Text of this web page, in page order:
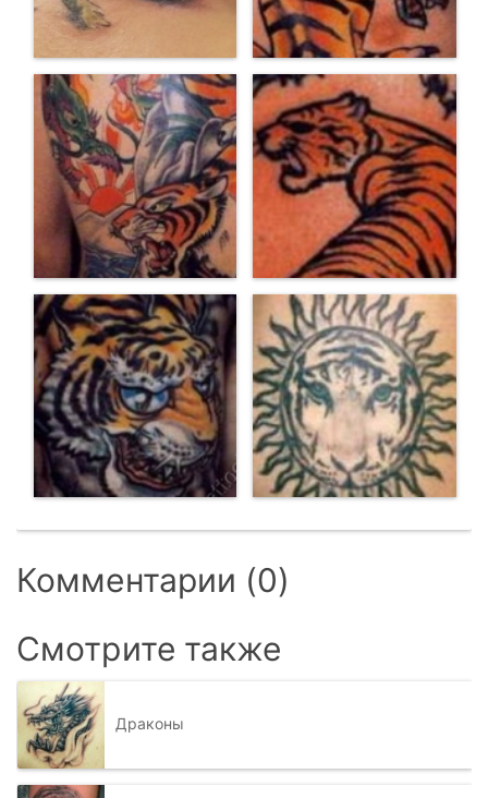
Комментарии (0)
Смотрите также
Драконы